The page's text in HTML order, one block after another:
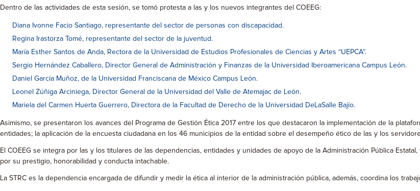
Dentro de las actividades de esta sesión, se tomó protesta a las y los nuevos integrantes del COEEG:
Diana Ivonne Facio Santiago, representante del sector de personas con discapacidad.
Regina Irastorza Tomé, representante del sector de la juventud.
María Esther Santos de Anda, Rectora de la Universidad de Estudios Profesionales de Ciencias y Artes “UEPCA”.
Sergio Hernández Caballero, Director General de Administración y Finanzas de la Universidad Iberoamericana Campus León.
Daniel García Muñoz, de la Universidad Franciscana de México Campus León.
Leonel Zúñiga Arciniega, Director General de la Universidad del Valle de Atemajac de León.
Mariela del Carmen Huerta Guerrero, Directora de la Facultad de Derecho de la Universidad DeLaSalle Bajío.
Asimismo, se presentaron los avances del Programa de Gestión Ética 2017 entre los que destacaron la implementación de la
entidades; la aplicación de la encuesta ciudadana en los 46 municipios de la entidad sobre el desempeño ético de las y los
El COEEG se integra por las y los titulares de las dependencias, entidades y unidades de apoyo de la Administración Pública
por su prestigio, honorabilidad y conducta intachable.
La STRC es la dependencia encargada de difundir y medir la ética al interior de la administración pública, además, coordina los